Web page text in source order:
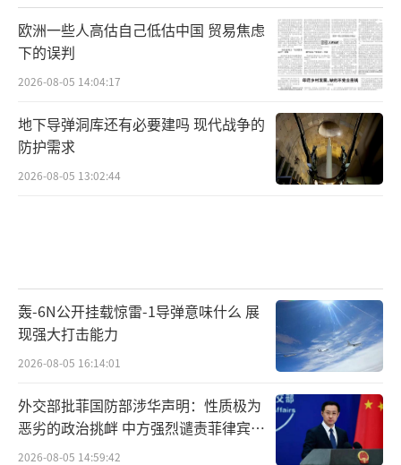
欧洲一些人高估自己低估中国 贸易焦虑
下的误判
2026-08-05 14:04:17
地下导弹洞库还有必要建吗 现代战争的
防护需求
2026-08-05 13:02:44
轰-6N公开挂载惊雷-1导弹意味什么 展
现强大打击能力
2026-08-05 16:14:01
外交部批菲国防部涉华声明：性质极为
恶劣的政治挑衅 中方强烈谴责菲律宾行
为
2026-08-05 14:59:42